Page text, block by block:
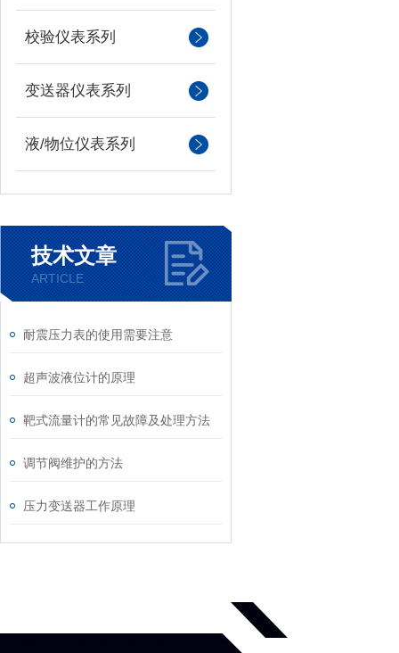
校验仪表系列
变送器仪表系列
液/物位仪表系列
技术文章
ARTICLE
耐震压力表的使用需要注意
超声波液位计的原理
靶式流量计的常见故障及处理方法
调节阀维护的方法
压力变送器工作原理